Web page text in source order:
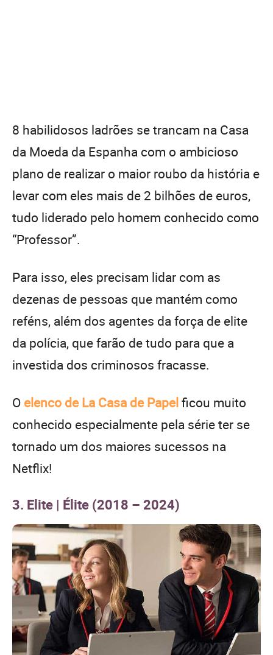
8 habilidosos ladrões se trancam na Casa
da Moeda da Espanha com o ambicioso
plano de realizar o maior roubo da história e
levar com eles mais de 2 bilhões de euros,
tudo liderado pelo homem conhecido como
“Professor”.
Para isso, eles precisam lidar com as
dezenas de pessoas que mantém como
reféns, além dos agentes da força de elite
da polícia, que farão de tudo para que a
investida dos criminosos fracasse.
O elenco de La Casa de Papelficou muito
conhecido especialmente pela série ter se
tornado um dos maiores sucessos na
Netflix!
3. Elite | Élite (2018 – 2024)